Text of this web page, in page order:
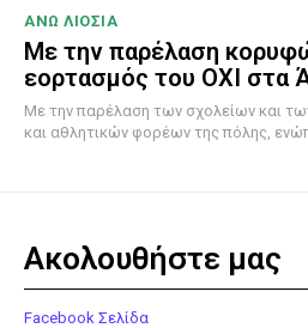
ΑΝΩ ΛΙΟΣΙΑ
Με την παρέλαση
εορτασμός του ΟΧΙ στα
Με την παρέλαση των σχολείων και
και αθλητικών φορέων της πόλης,
Ακολουθήστε μας
Facebook Σελίδα